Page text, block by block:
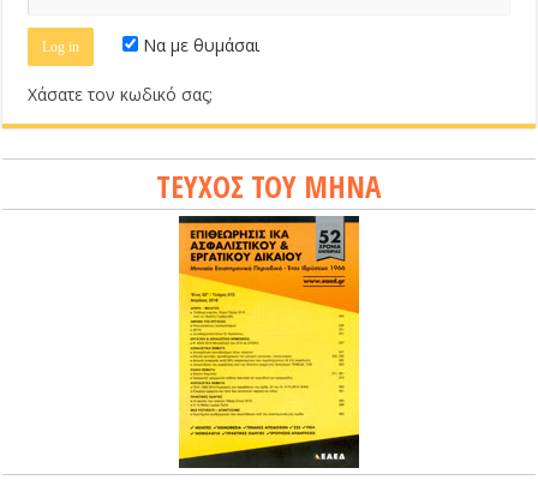
Να με θυμάσαι
Χάσατε τον κωδικό σας;
ΤΕΥΧΟΣ ΤΟΥ ΜΗΝΑ